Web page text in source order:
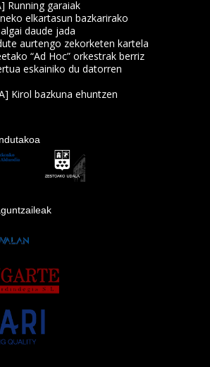
Running garaiak
elkartasun bazkarirako
daude jada
aurtengo zekorketen kartela
“Ad Hoc” orkestrak berriz
eskainiko du datorren
Kirol bazkuna ehuntzen